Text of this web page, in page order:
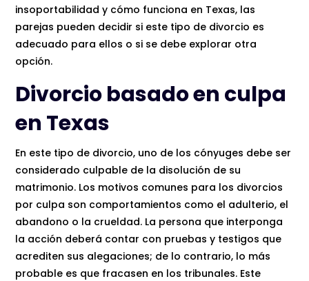
insoportabilidad y cómo funciona en Texas, las
parejas pueden decidir si este tipo de divorcio es
adecuado para ellos o si se debe explorar otra
opción.
Divorcio basado en culpa
en Texas
En este tipo de divorcio, uno de los cónyuges debe ser
considerado culpable de la disolución de su
matrimonio. Los motivos comunes para los divorcios
por culpa son comportamientos como el adulterio, el
abandono o la crueldad. La persona que interponga
la acción deberá contar con pruebas y testigos que
acrediten sus alegaciones; de lo contrario, lo más
probable es que fracasen en los tribunales. Este